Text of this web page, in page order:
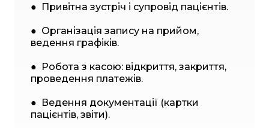
● Привітна зустріч і супровід пацієнтів.
● Організація запису на прийом,
ведення графіків.
● Робота з касою: відкриття, закриття,
проведення платежів.
● Ведення документації (картки
пацієнтів, звіти).